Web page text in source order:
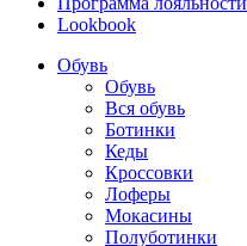
Lookbook
Обувь
Обувь
Вся обувь
Ботинки
Кеды
Кроссовки
Лоферы
Мокасины
Полуботинки